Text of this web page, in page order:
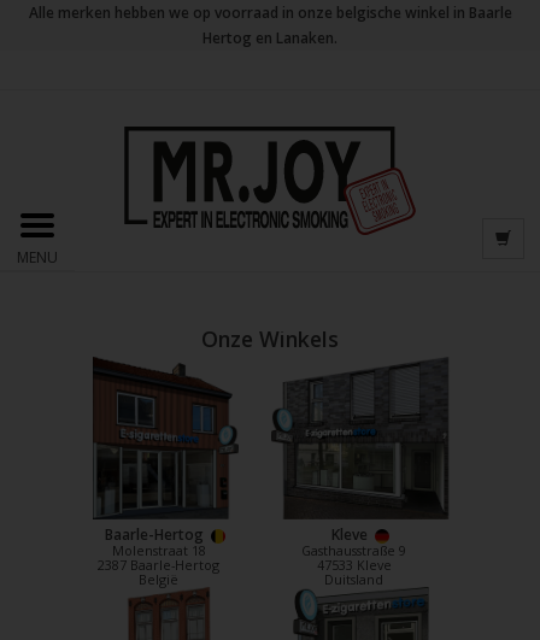
Alle merken hebben we op voorraad in onze belgische winkel in Baarle
Hertog en Lanaken.
MENU
Onze Winkels
Baarle-Hertog
Molenstraat 18
2387 Baarle-Hertog
België
Kleve
Gasthausstraße 9
47533 Kleve
Duitsland